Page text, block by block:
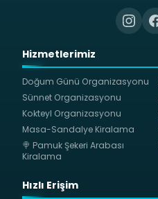
Hizmetlerimiz
Doğum Günü Organizasyonu
Sünnet Organizasyonu
Kokteyl Organizasyonu
Masa-Sandalye Kiralama
🍭 Pamuk Şekeri Arabası
Kiralama
Hızlı Erişim